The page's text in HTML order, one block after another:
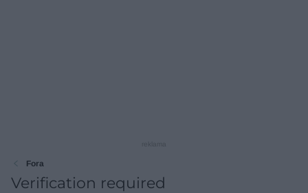
Fora
Verification required